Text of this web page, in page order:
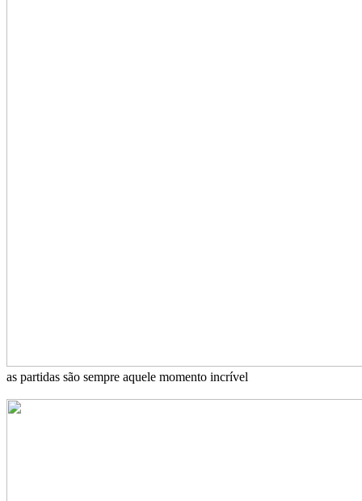
as partidas são sempre aquele momento incrível